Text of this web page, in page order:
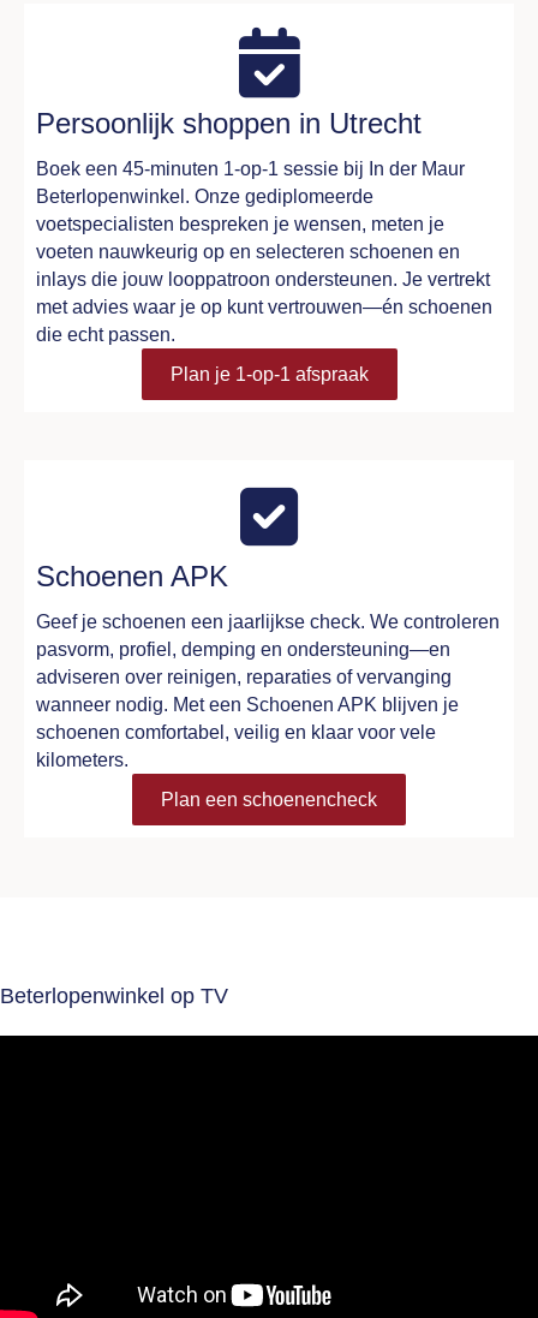
Persoonlijk shoppen in Utrecht
Boek een 45‑minuten 1‑op‑1 sessie bij In der Maur
Beterlopenwinkel. Onze gediplomeerde
voetspecialisten bespreken je wensen, meten je
voeten nauwkeurig op en selecteren schoenen en
inlays die jouw looppatroon ondersteunen. Je vertrekt
met advies waar je op kunt vertrouwen—én schoenen
die echt passen.
Plan je 1‑op‑1 afspraak
Schoenen APK
Geef je schoenen een jaarlijkse check. We controleren
pasvorm, profiel, demping en ondersteuning—en
adviseren over reinigen, reparaties of vervanging
wanneer nodig. Met een Schoenen APK blijven je
schoenen comfortabel, veilig en klaar voor vele
kilometers.
Plan een schoenencheck
Beterlopenwinkel op TV